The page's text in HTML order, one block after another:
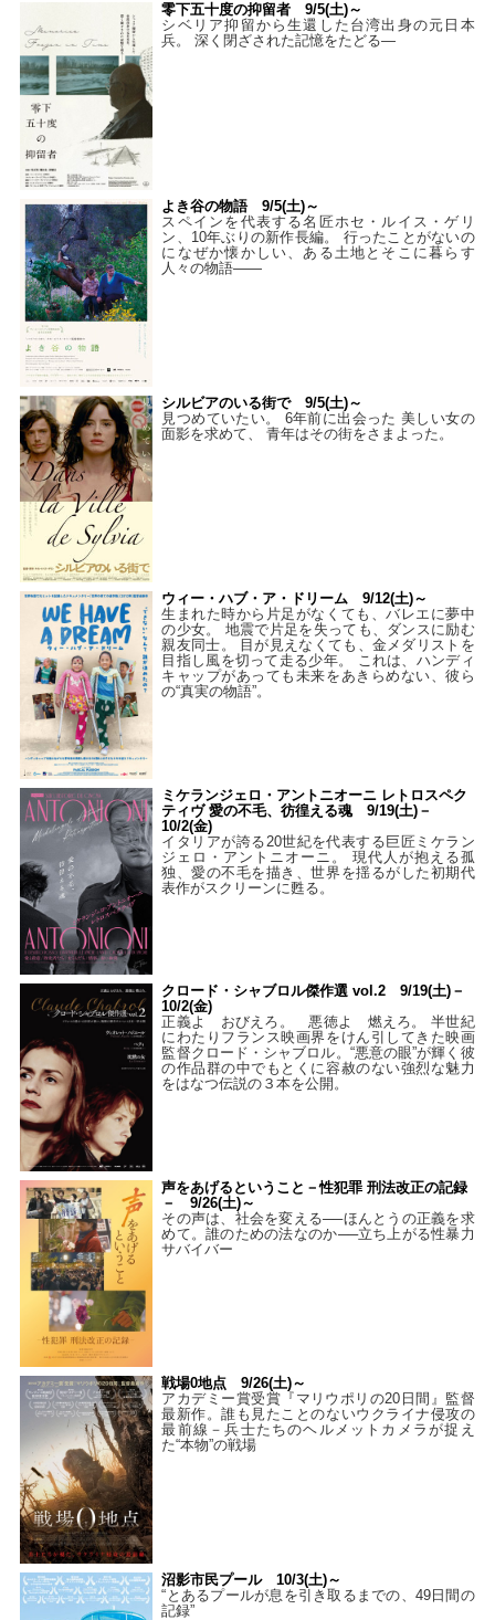
零下五十度の抑留者 9/5(土)～
シベリア抑留から生還した台湾出身の元日本
兵。 深く閉ざされた記憶をたどる—
よき谷の物語 9/5(土)～
スペインを代表する名匠ホセ・ルイス・ゲリ
ン、10年ぶりの新作長編。 行ったことがないの
になぜか懐かしい、ある土地とそこに暮らす
人々の物語――
シルビアのいる街で 9/5(土)～
見つめていたい。 6年前に出会った 美しい女の
面影を求めて、 青年はその街をさまよった。
ウィー・ハブ・ア・ドリーム 9/12(土)～
生まれた時から片足がなくても、バレエに夢中
の少女。 地震で片足を失っても、ダンスに励む
親友同士。 目が見えなくても、金メダリストを
目指し風を切って走る少年。 これは、ハンディ
キャップがあっても未来をあきらめない、彼ら
の“真実の物語”。
ミケランジェロ・アントニオーニ レトロスペク
ティヴ 愛の不毛、彷徨える魂 9/19(土)－
10/2(金)
イタリアが誇る20世紀を代表する巨匠ミケラン
ジェロ・アントニオーニ。 現代人が抱える孤
独、愛の不毛を描き、世界を揺るがした初期代
表作がスクリーンに甦る。
クロード・シャブロル傑作選 vol.2 9/19(土)－
10/2(金)
正義よ おびえろ。 悪徳よ 燃えろ。 半世紀
にわたりフランス映画界をけん引してきた映画
監督クロード・シャブロル。“悪意の眼”が輝く彼
の作品群の中でもとくに容赦のない強烈な魅力
をはなつ伝説の３本を公開。
声をあげるということ－性犯罪 刑法改正の記録
－ 9/26(土)～
その声は、社会を変える──ほんとうの正義を求
めて。誰のための法なのか──立ち上がる性暴力
サバイバー
戦場0地点 9/26(土)～
アカデミー賞受賞『マリウポリの20日間』監督
最新作。誰も見たことのないウクライナ侵攻の
最前線－兵士たちのヘルメットカメラが捉え
た“本物”の戦場
沼影市民プール 10/3(土)～
“とあるプールが息を引き取るまでの、49日間の
記録”